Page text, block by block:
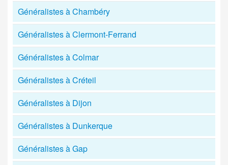
Généralistes à Chambéry
Généralistes à Clermont-Ferrand
Généralistes à Colmar
Généralistes à Créteil
Généralistes à Dijon
Généralistes à Dunkerque
Généralistes à Gap